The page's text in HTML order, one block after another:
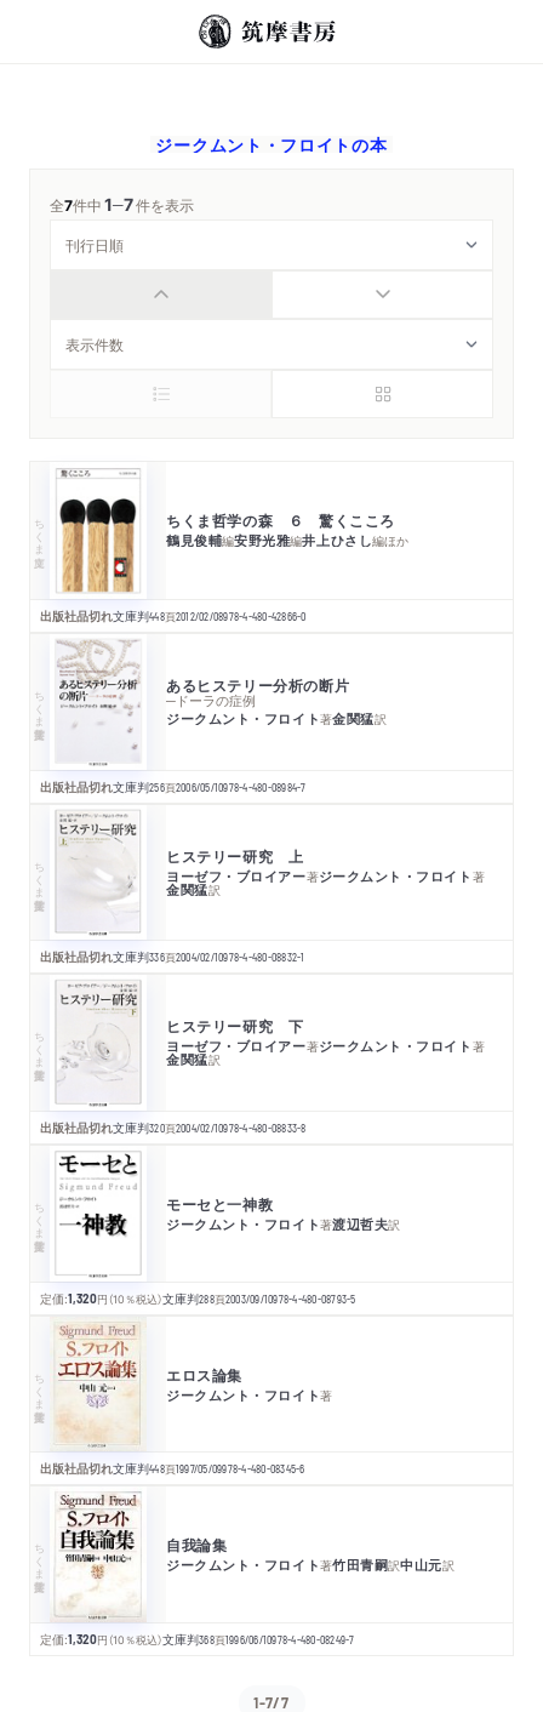
ジークムント・フロイトの本
全7件中1─7件を表示
ちくま文庫 ちくま哲学の森 ６ 驚くこころ
鶴見俊輔編安野光雅編井上ひさし編ほか
出版社品切れ文庫判448頁2012/02/08978-4-480-42866-0
ちくま学芸文庫 あるヒステリー分析の断片
─ドーラの症例
ジークムント・フロイト著金関猛訳
出版社品切れ文庫判256頁2006/05/10978-4-480-08984-7
ちくま学芸文庫 ヒステリー研究 上
ヨーゼフ・ブロイアー著ジークムント・フロイト 著
金関猛訳
出版社品切れ文庫判336頁2004/02/10978-4-480-08832-1
ちくま学芸文庫 ヒステリー研究 下
ヨーゼフ・ブロイアー著ジークムント・フロイト 著
金関猛訳
出版社品切れ文庫判320頁2004/02/10978-4-480-08833-8
ちくま学芸文庫 モーセと一神教
ジークムント・フロイト著渡辺哲夫訳
定価:1,320円 （10％税込）文庫判288頁2003/09/10978-4-480-08793-5
ちくま学芸文庫 エロス論集
ジークムント・フロイト著
出版社品切れ文庫判448頁1997/05/09978-4-480-08345-6
ちくま学芸文庫 自我論集
ジークムント・フロイト著竹田青嗣訳中山元訳
定価:1,320円 （10％税込）文庫判368頁1996/06/10978-4-480-08249-7
1-7/7